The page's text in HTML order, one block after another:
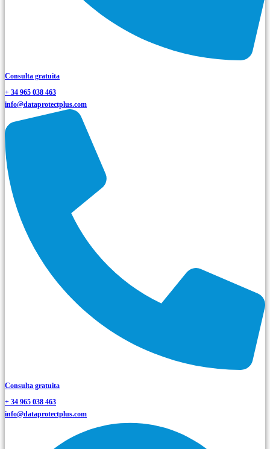
Consulta gratuita
+ 34 965 038 463
info@dataprotectplus.com
Consulta gratuita
+ 34 965 038 463
info@dataprotectplus.com